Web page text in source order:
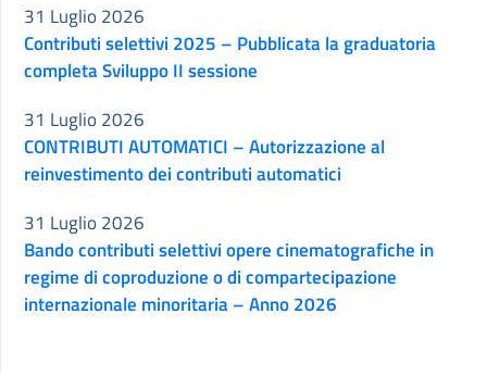
Contributi selettivi 2025 – Pubblicata la graduatoria
completa Sviluppo II sessione
31 Luglio 2026
CONTRIBUTI AUTOMATICI – Autorizzazione al
reinvestimento dei contributi automatici
31 Luglio 2026
Bando contributi selettivi opere cinematografiche in
regime di coproduzione o di compartecipazione
internazionale minoritaria – Anno 2026
31 Luglio 2026